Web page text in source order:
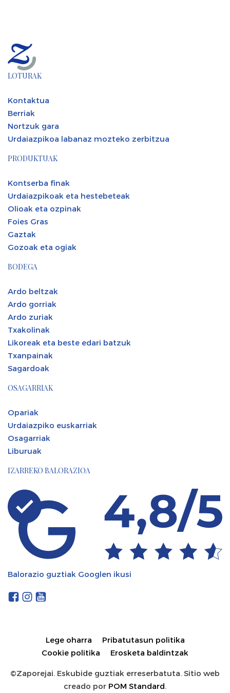
LOTURAK
Kontaktua
Berriak
Nortzuk gara
Urdaiazpikoa labanaz mozteko zerbitzua
PRODUKTUAK
Kontserba finak
Urdaiazpikoak eta hestebeteak
Olioak eta ozpinak
Foies Gras
Gaztak
Gozoak eta ogiak
BODEGA
Ardo beltzak
Ardo gorriak
Ardo zuriak
Txakolinak
Likoreak eta beste edari batzuk
Txanpainak
Sagardoak
OSAGARRIAK
Opariak
Urdaiazpiko euskarriak
Osagarriak
Liburuak
IZARREKO BALORAZIOA
Balorazio guztiak Googlen ikusi
Lege oharra
Pribatutasun politika
Cookie politika
Erosketa baldintzak
©Zaporejai. Eskubide guztiak erreserbatuta. Sitio web
creado por POM Standard.